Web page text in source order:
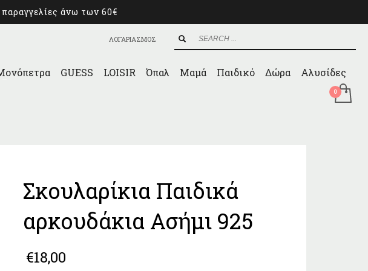
άνω των 60€
ΛΟΓΑΡΙΑΣΜΟΣ
GUESS LOISIR Όπαλ Μαμά Παιδικό Δώρα Αλυσίδες
Σκουλαρίκια Παιδικά
αρκουδάκια Ασήμι 925
€18,00